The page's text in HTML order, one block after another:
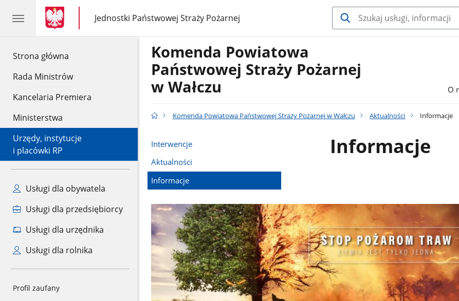
Strona główna
Rada Ministrów
Kancelaria Premiera
Ministerstwa
Urzędy, instytucje
i placówki RP
Usługi dla obywatela
Usługi dla przedsiębiorcy
Usługi dla urzędnika
Usługi dla rolnika
Profil zaufany
gov.pl
gov.pl
Jednostki Państwowej Straży Pożarnej
gov.pl
Jednostki
Państwowej
Komenda Powiatowa
Państwowej Straży Pożarnej
w Wałczu
O
Komenda Powiatowa Państwowej Straży Pożarnej w Wałczu Aktualności Informacje
Interwencje
Aktualności
Informacje
Informacje